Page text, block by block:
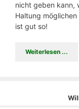
nicht geben kann,
Haltung
ist gut so!
Weiterlesen ...